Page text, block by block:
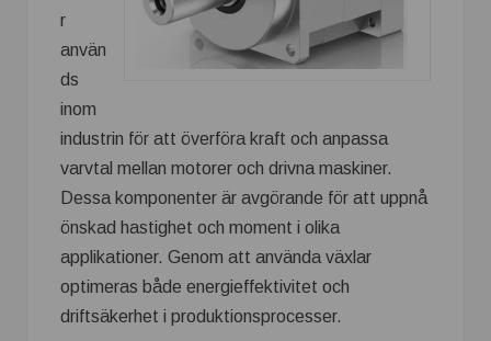
r
använ
ds
inom
industrin för att överföra kraft och anpassa
varvtal mellan motorer och drivna maskiner.
Dessa komponenter är avgörande för att uppnå
önskad hastighet och moment i olika
applikationer. Genom att använda växlar
optimeras både energieffektivitet och
driftsäkerhet i produktionsprocesser.